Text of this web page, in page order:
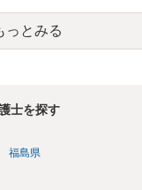
っとみる
士を探す
福島県